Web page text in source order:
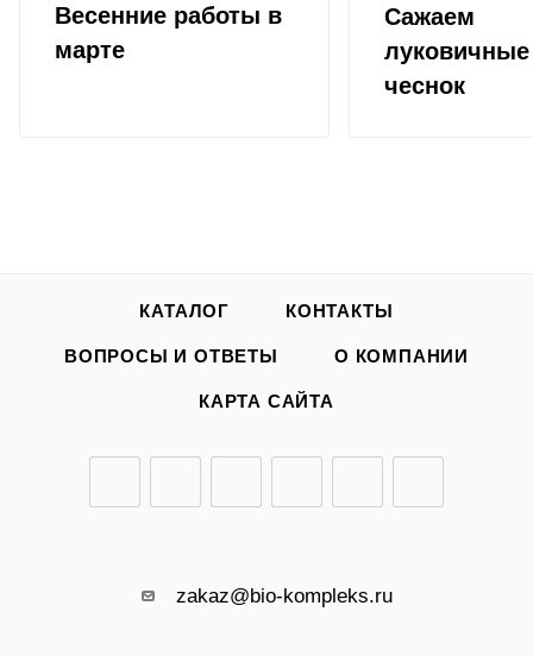
Весенние работы в
марте
Сажаем
чеснок
КАТАЛОГ КОНТАКТЫ
ВОПРОСЫ И ОТВЕТЫ О КОМПАНИИ
КАРТА САЙТА
zakaz@bio-kompleks.ru